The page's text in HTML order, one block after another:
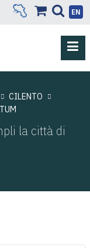
EN
CILENTO
la città di